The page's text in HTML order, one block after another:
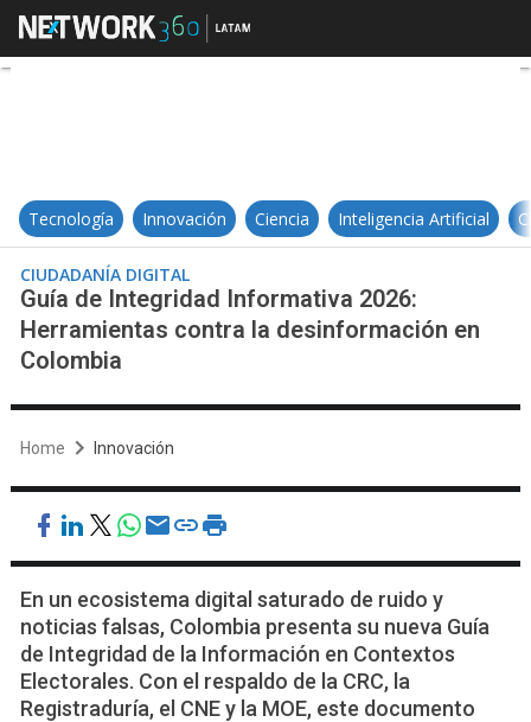
Guía de Integridad Informativa
Tecnología Innovación Ciencia Inteligencia Artificial
CIUDADANÍA DIGITAL
Guía de Integridad Informativa 2026:
Herramientas contra la desinformación en
Colombia
Home Innovación
En un ecosistema digital saturado de ruido y
noticias falsas, Colombia presenta su nueva Guía
de Integridad de la Información en Contextos
Electorales. Con el respaldo de la CRC, la
Registraduría, el CNE y la MOE, este documento